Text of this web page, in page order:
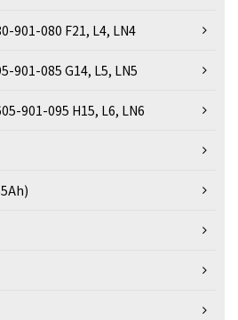
901-080 F21, L4, LN4
901-085 G14, L5, LN5
901-095 H15, L6, LN6